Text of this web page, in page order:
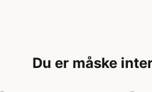
Du er måske